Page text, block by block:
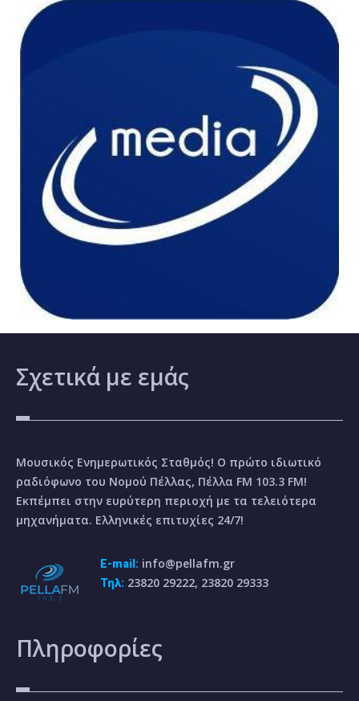
Σχετικά με εμάς
Μουσικός Ενημερωτικός Σταθμός! Ο πρώτο ιδιωτικό
ραδιόφωνο του Νομού Πέλλας, Πέλλα FM 103.3 FM!
Εκπέμπει στην ευρύτερη περιοχή με τα τελειότερα
μηχανήματα. Ελληνικές επιτυχίες 24/7!
E-mail: info@pellafm.gr
Τηλ: 23820 29222, 23820 29333
Πληροφορίες